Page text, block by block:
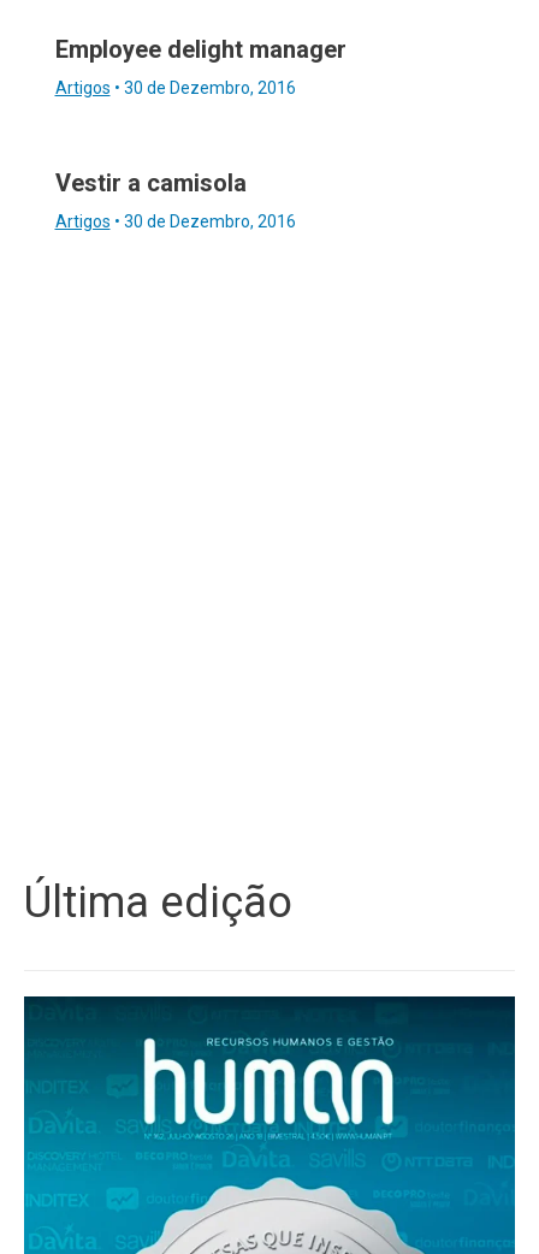
Employee delight manager
Artigos • 30 de Dezembro, 2016
Vestir a camisola
Artigos • 30 de Dezembro, 2016
Última edição